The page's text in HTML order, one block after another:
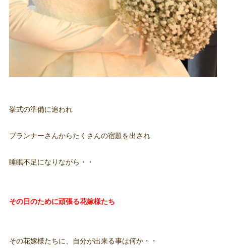
挙式の準備に追われ
プランナーさんからたくさんの宿題を出され
睡眠不足になりながら・・
その日のために頑張る花嫁様たち
その花嫁様たちに、自分が出来る事は何か・・